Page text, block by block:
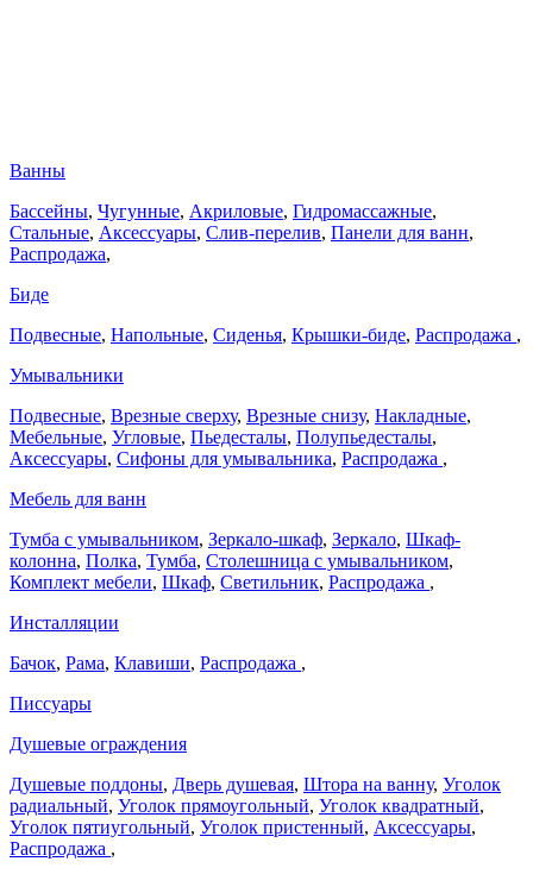
Ванны
Бассейны, Чугунные, Акриловые, Гидромассажные,
Стальные, Аксессуары, Слив-перелив, Панели для ванн,
Распродажа,
Биде
Подвесные, Напольные, Сиденья, Крышки-биде, Распродажа ,
Умывальники
Подвесные, Врезные сверху, Врезные снизу, Накладные,
Мебельные, Угловые, Пьедесталы, Полупьедесталы,
Аксессуары, Сифоны для умывальника, Распродажа ,
Мебель для ванн
Тумба с умывальником, Зеркало-шкаф, Зеркало, Шкаф-
колонна, Полка, Тумба, Столешница с умывальником,
Комплект мебели, Шкаф, Светильник, Распродажа ,
Инсталляции
Бачок, Рама, Клавиши, Распродажа ,
Писсуары
Душевые ограждения
Душевые поддоны, Дверь душевая, Штора на ванну, Уголок
радиальный, Уголок прямоугольный, Уголок квадратный,
Уголок пятиугольный, Уголок пристенный, Аксессуары,
Распродажа ,